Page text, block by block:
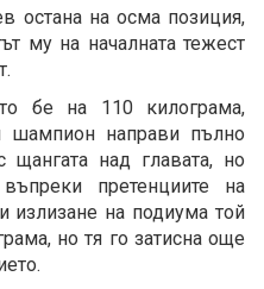
остана на осма позиция,
му на началната тежест
бе на 110 килограма,
шампион направи пълно
щангата над главата, но
претенциите на
излизане на подиума той
но тя го затисна още